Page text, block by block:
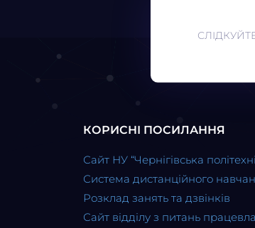
КОРИСНІ ПОСИЛАННЯ
Сайт НУ “Чернігівська
Система дистанційного
Розклад занять та дзвінків
Сайт відділу з питань